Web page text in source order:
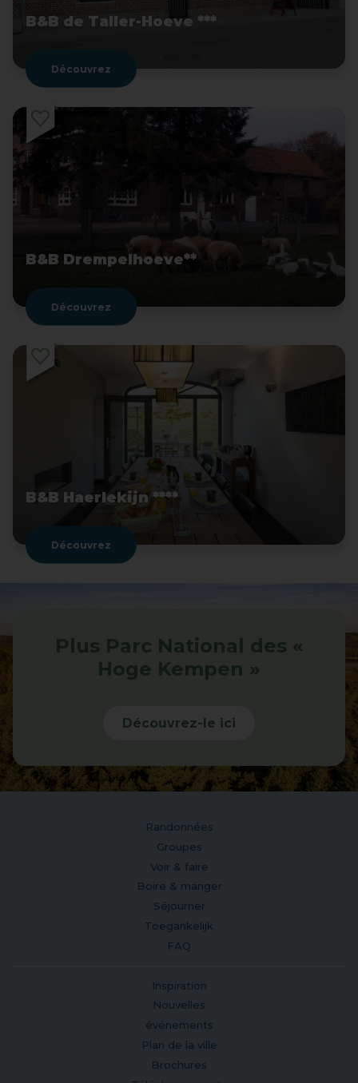
B&B de Taller-Hoeve ***
Découvrez
B&B Drempelhoeve**
Découvrez
B&B Haerlekijn ****
Découvrez
Plus Parc National des «
Hoge Kempen »
Découvrez-le ici
Randonnées
Groupes
Voir & faire
Boire & manger
Séjourner
Toegankelijk
FAQ
Inspiration
Nouvelles
événements
Plan de la ville
Brochures